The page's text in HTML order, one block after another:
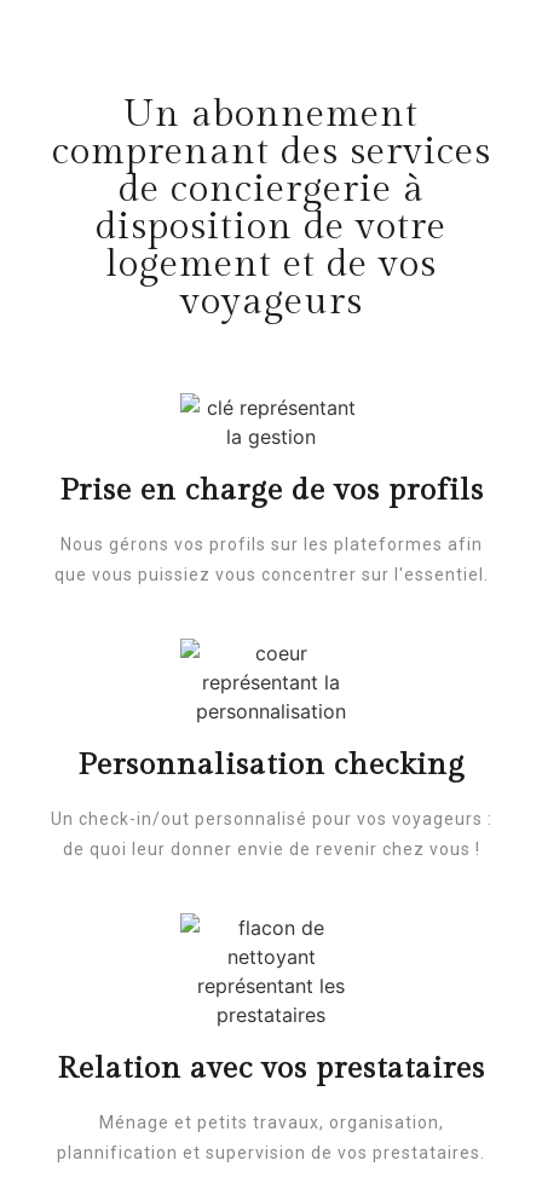
Un abonnement
comprenant des services
de conciergerie à
disposition de votre
logement et de vos
voyageurs
Prise en charge de vos profils
Nous gérons vos profils sur les plateformes afin
que vous puissiez vous concentrer sur l'essentiel.
Personnalisation checking
Un check-in/out personnalisé pour vos voyageurs :
de quoi leur donner envie de revenir chez vous !
Relation avec vos prestataires
Ménage et petits travaux, organisation,
plannification et supervision de vos prestataires.